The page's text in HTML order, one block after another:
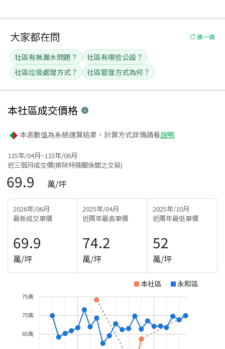
大家都在問 換一換
社區有無漏水問題？
社區有哪些公設？
社區垃圾處理方式？
社區管理方式為何？
本社區成交價格
本表數值為系統運算結果，計算方式詳情請看說明
115年/04月~115年/06月
近三個月成交價(排除特殊關係間之交易)
69.9 萬/坪
2026年/06月
最新成交單價
69.9
萬/坪
2025年/04月
近兩年最高單價
74.2
萬/坪
2025年/10月
近兩年最低單價
52
萬/坪
本社區 永和區
65萬
70萬
75萬